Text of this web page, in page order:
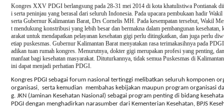
Kongres XXV PDGI berlangsung pada 28-31 mei 2014 di kota khatulistiwa Pontianak
i serta peninjau yang berasal dari seluruh Indonesia. Pada upacara pembukaan hadir
serta Gubernur Kalimantan Barat, Drs Cornelis MH. Pada kesempatan tersebut, Wakil
t mendukung konstribusi yang lebih besar dan bermakna dalam pembangunan
arakat untuk mendapatkan pelayanan kesehatan gigi perlu ditingkatkan, dan juga perlu
etiap puskesmas. Gubernur Kalimantan Barat menyatakan rasa terimakasihnya pada
adikan tuan rumah kongres. Menurutnya, dokter gigi merupakan profesi yang penting,
manfaat bagi kesehatan masyarakat. Dituturkannya, tidak semua Puskesmas di
ini dapat menjadi perhatian PDGI.
Kongres PDGI sebagai forum nasional tertinggi melibatkan seluruh komponen
organisasi, serta kemudian
membahas kebijakan maupun program organisasi
g. JKN (Jaminan Kesehatan Nasional) sebagai program penting di bidang
PDGI dengan menghadirkan narasumber dari Kementerian Kesehatan, BPJS